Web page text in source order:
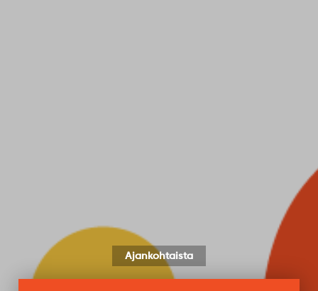
Ajankohtaista